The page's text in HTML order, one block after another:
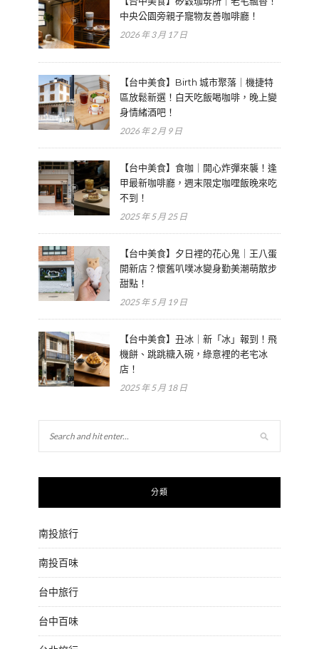
中央公園旁親子寵物友善咖啡廳！
2026 年 3 月 17 日
【台中美食】Birth 城市聚落｜機捷特
區放鬆新選！白天吃飯喝咖啡，晚上變
身情緒酒吧！
2026 年 2 月 9 日
【台中美食】食咖｜開心炸彈來襲！逢
甲最新咖啡廳，週末限定咖哩飯晚來吃
不到！
2025 年 5 月 25 日
【台中美食】夕日裡的花心鬼｜王八蛋
開新店？懷舊叭噗冰變身勤美潮萌散步
甜點！
2025 年 5 月 19 日
【台中美食】丑冰｜新「冰」報到！飛
機餅、跳跳糖入碗，綠意裡的老宅冰
店！
2025 年 5 月 18 日
分類
南投旅行
南投百味
台中旅行
台中百味